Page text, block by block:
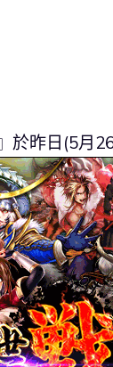
於昨日(5月